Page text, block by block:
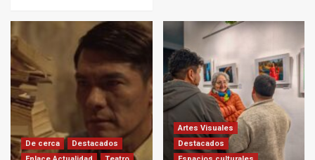
De cerca
Destacados
Artes Visuales
Destacados